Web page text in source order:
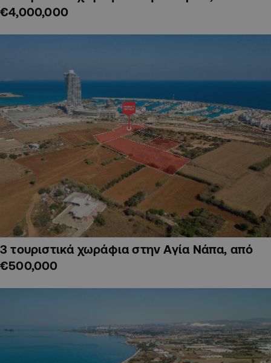
€4,000,000
3 τουριστικά χωράφια στην Αγία Νάπα, από
€500,000